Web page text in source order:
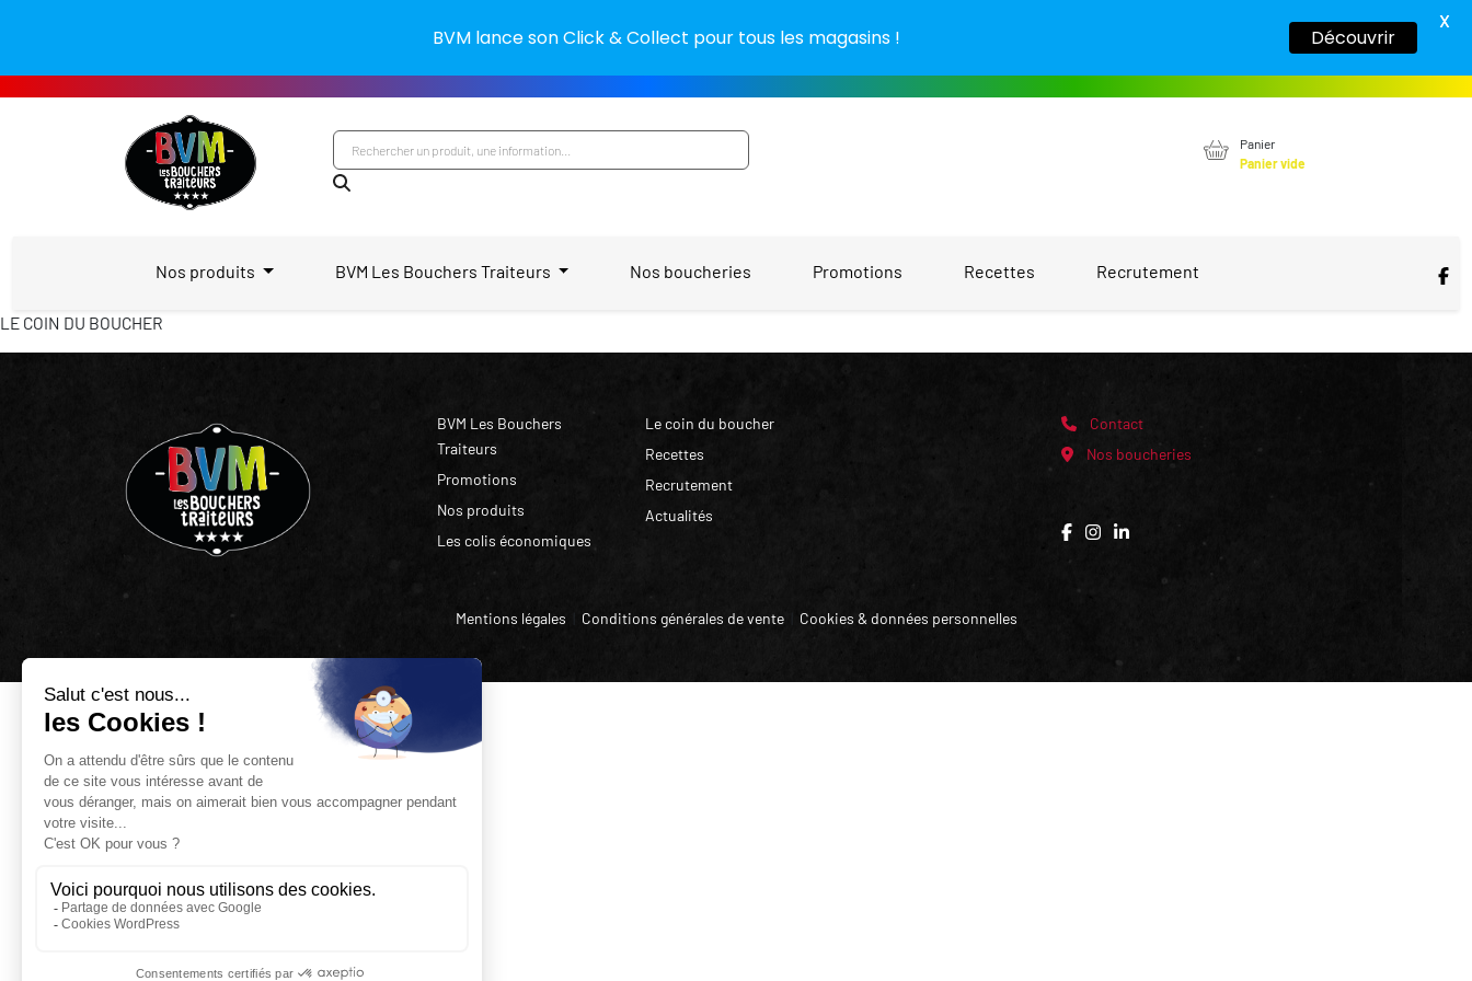
Panier
Panier vide
Nos produits BVM Les Bouchers Traiteurs Nos boucheries Promotions Recettes Recrutement
LE COIN DU BOUCHER
BVM Les Bouchers
Traiteurs
Promotions
Nos produits
Les colis économiques
Le coin du boucher
Recettes
Recrutement
Actualités
Contact
Nos boucheries
Mentions légales Conditions générales de vente| Cookies & données personnelles
BVM lance son Click & Collect pour tous les magasins ! Découvrir
X